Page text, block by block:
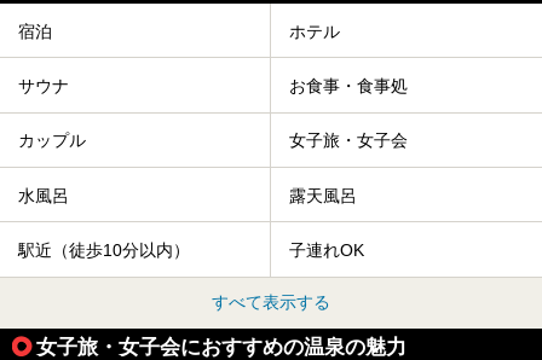
宿泊 ホテル
サウナ お食事・食事処
カップル 女子旅・女子会
水風呂 露天風呂
駅近（徒歩10分以内） 子連れOK
すべて表示する
女子旅・女子会におすすめの温泉の魅力